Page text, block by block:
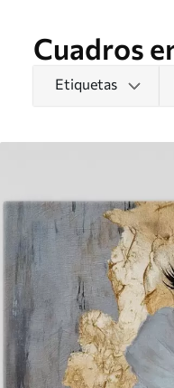
Cuadros
Etiquetas